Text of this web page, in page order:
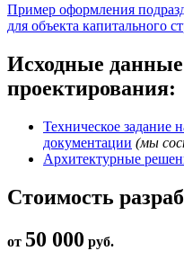
Пример оформления
для объекта капитального
Исходные
проектирования:
Техническое задание
документации (мы
Архитектурные
Стоимость
от 50 000 руб.